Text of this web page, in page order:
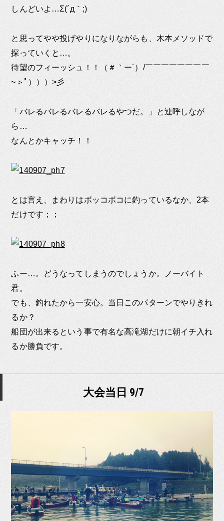
しんどいよ…Σ(´д｀;)
と思ってやや投げやりになりながらも、木本メソッドで
探っていくと…。
待望のフィーッシュ！！（＃｀ー´）/￣￣￣￣￣￣￣￣
~＞ﾟ）））>彡
「バレるバレるバレるバレるやつだ。」と連呼しなが
ら…
なんとかキャッチ！！
とは言え、まわりはボッコボコに釣っているなか、2本
だけです；；
ふー…。どうなってしまうのでしょうか。ノーバイト
君。
でも、釣れたから一安心。当日このパターンでやりきれ
るか？
船団が出来るという事で有名な高滝湖だけに朝イチ入れ
るか勝負です。
大会当日 9/7